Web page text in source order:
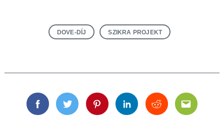
DOVE-DÍJ SZIKRA PROJEKT
FacebookTwitterPinterestLinkedinRedditEmail